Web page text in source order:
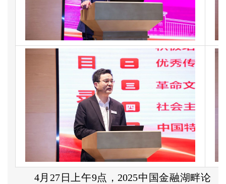
4月27日上午9点，2025中国金融湖畔论